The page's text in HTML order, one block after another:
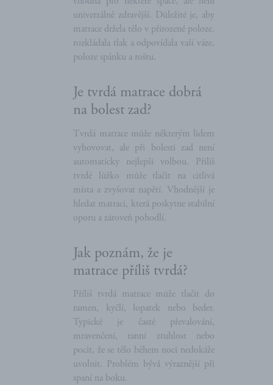
univerzálně zdravější. Důležité je, aby
matrace držela tělo v přirozené poloze,
rozkládala tlak a odpovídala vaší váze,
poloze spánku a roštu.
Je tvrdá matrace dobrá
na bolest zad?
Tvrdá matrace může některým lidem
vyhovovat, ale při bolesti zad není
automaticky nejlepší volbou. Příliš
tvrdé lůžko může tlačit na citlivá
místa a zvyšovat napětí. Vhodnější je
hledat matraci, která poskytne stabilní
oporu a zároveň pohodlí.
Jak poznám, že je
matrace příliš tvrdá?
Příliš tvrdá matrace může tlačit do
ramen, kyčlí, lopatek nebo beder.
Typické je časté převalování,
mravenčení, ranní ztuhlost nebo
pocit, že se tělo během noci nedokáže
uvolnit. Problém bývá výraznější při
spaní na boku.